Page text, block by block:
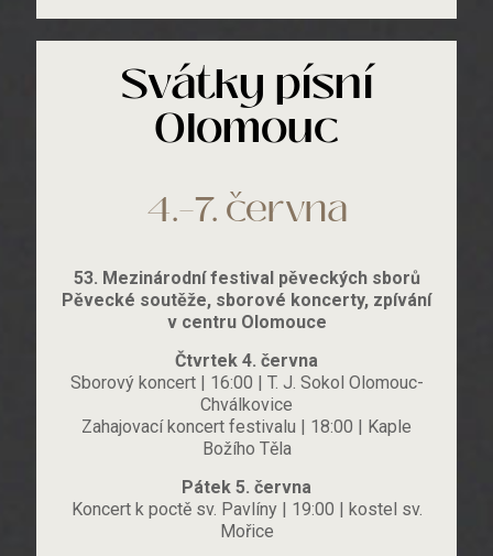
Svátky písní
Olomouc
4.–7. června
53. Mezinárodní festival pěveckých sborů
Pěvecké soutěže, sborové koncerty, zpívání
v centru Olomouce
Čtvrtek 4. června
Sborový koncert | 16:00 | T. J. Sokol Olomouc-
Chválkovice
Zahajovací koncert festivalu | 18:00 | Kaple
Božího Těla
Pátek 5. června
Koncert k poctě sv. Pavlíny | 19:00 | kostel sv.
Mořice